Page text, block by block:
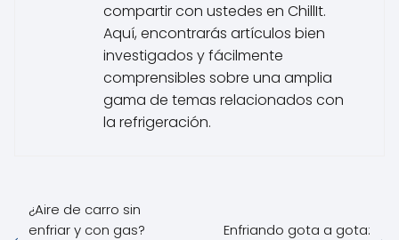
compartir con ustedes en ChillIt.
Aquí, encontrarás artículos bien
investigados y fácilmente
comprensibles sobre una amplia
gama de temas relacionados con
la refrigeración.
¿Aire de carro sin
enfriar y con gas?
Enfriando gota a gota: